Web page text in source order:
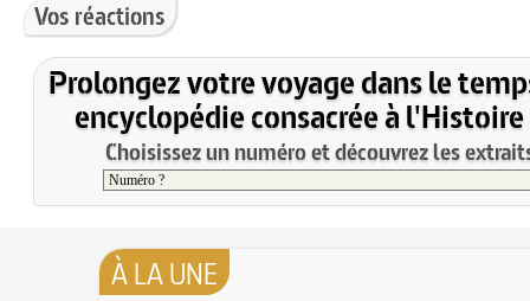
Vos réactions
Prolongez votre voyage dans le
encyclopédie consacrée à l'Histoire
Choisissez un numéro et découvrez les
À LA UNE